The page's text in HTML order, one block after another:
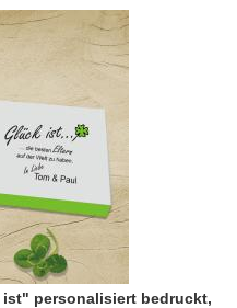
personalisiert bedruckt,